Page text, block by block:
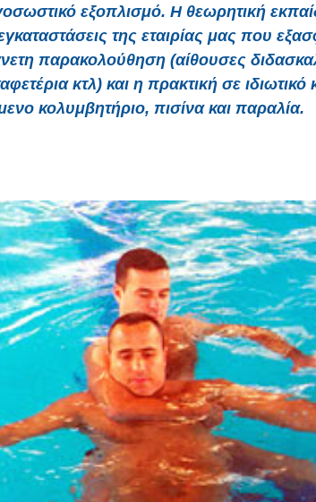
εξοπλισμό. Η θεωρητική
εγκαταστάσεις της εταιρίας μας που
παρακολούθηση (αίθουσες
κτλ) και η πρακτική σε ιδιωτικό
κολυμβητήριο, πισίνα και παραλία.